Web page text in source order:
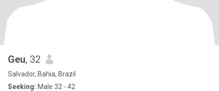
Geu, 32
Salvador, Bahia, Brazil
Seeking: Male 32 - 42